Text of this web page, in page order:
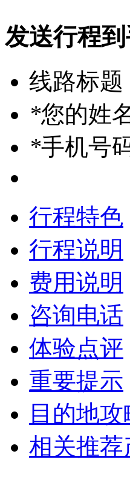
发送行程
线路标题
*您的姓
*手机号
行程特色
行程说明
费用说明
咨询电话
体验点评
重要提示
目的地攻
相关推荐